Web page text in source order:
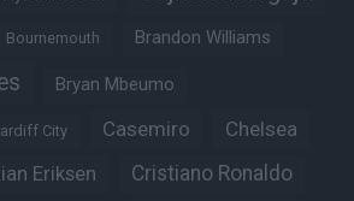
Bournemouth Brandon Williams
Bryan Mbeumo
City Casemiro Chelsea
Eriksen Cristiano Ronaldo